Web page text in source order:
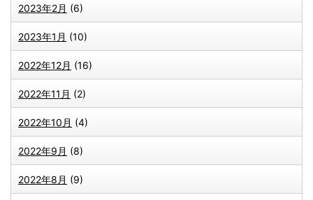
2023年2月 (6)
2023年1月 (10)
2022年12月 (16)
2022年11月 (2)
2022年10月 (4)
2022年9月 (8)
2022年8月 (9)